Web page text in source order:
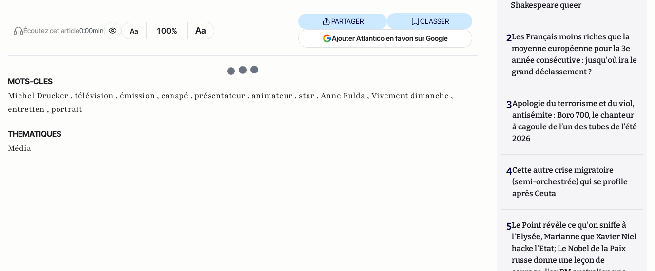
Écoutez cet article0:00min Aa 100% Aa
PARTAGER CLASSER
Ajouter Atlantico en favori sur Google
MOTS-CLES
Michel Drucker , télévision , émission , canapé , présentateur , animateur , star , Anne Fulda , Vivement dimanche ,
entretien , portrait
THEMATIQUES
Média
Shakespeare queer
2Les Français moins riches que la
moyenne européenne pour la 3e
année consécutive : jusqu'où ira le
grand déclassement ?
3Apologie du terrorisme et du viol,
antisémite : Boro 700, le chanteur
à cagoule de l’un des tubes de l’été
2026
4Cette autre crise migratoire
(semi-orchestrée) qui se profile
après Ceuta
5Le Point révèle ce qu'on sniffe à
l'Elysée, Marianne que Xavier Niel
hacke l'Etat; Le Nobel de la Paix
russe donne une leçon de